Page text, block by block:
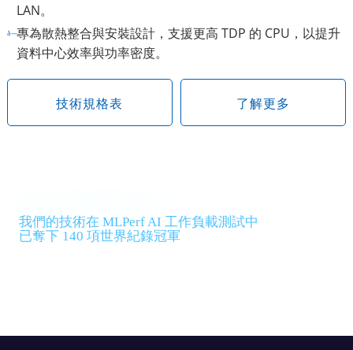
LAN。
專為散熱整合與安裝設計，支援更高 TDP 的 CPU，以提升
資料中心效率與功率密度。
技術規格表 了解更多
我們的技術在 MLPerf AI 工作負載測試中
已奪下 140 項世界紀錄冠軍